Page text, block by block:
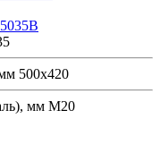
500х420
мм М20